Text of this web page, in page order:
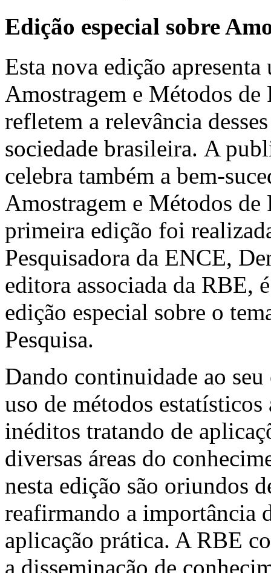
Edição especial sobre
Esta nova edição
Amostragem e Métodos de
refletem a relevância
sociedade brasileira. A
celebra também a bem-
Amostragem e Métodos
primeira edição foi
Pesquisadora da ENCE,
editora associada da RBE,
edição especial sobre o
Pesquisa.
Dando continuidade ao
uso de métodos
inéditos tratando de
diversas áreas do
nesta edição são oriundos
reafirmando a importância
aplicação prática. A RBE
a disseminação de